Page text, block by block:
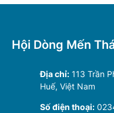
Hội Dòng Mến
Địa chỉ: 113 Trần
Huế, Việt Nam
Số điện thoại: